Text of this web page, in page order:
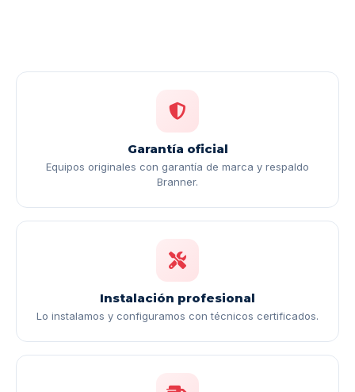
Garantía oficial
Equipos originales con garantía de marca y respaldo
Branner.
Instalación profesional
Lo instalamos y configuramos con técnicos certificados.